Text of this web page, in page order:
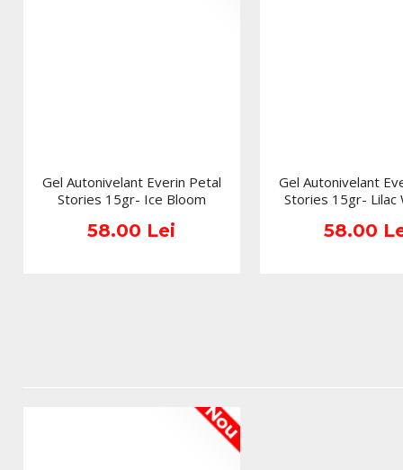
Gel Autonivelant Everin Petal
Stories 15gr- Ice Bloom
58.00 Lei
Gel Autonivelant
Stories 15gr- Lilac
58.00
Nou